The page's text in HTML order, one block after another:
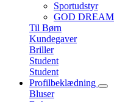
Sportudstyr
GOD DREAM
Til Børn
Kundegaver
Briller
Student
Student
Profilbeklædning
Bluser